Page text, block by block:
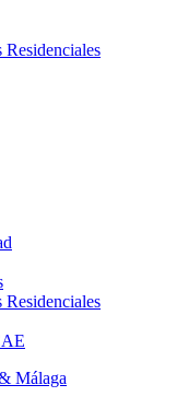
Residenciales
Residenciales
Málaga